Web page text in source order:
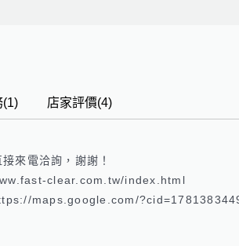
(1) 店家評價(4)
來電洽詢，謝謝！
clear.com.tw/index.html
maps.google.com/